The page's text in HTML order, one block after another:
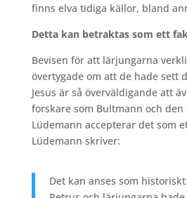
finns elva tidiga källor, bland
Detta kan betraktas som ett
Bevisen för att lärjungarna
övertygade om att de hade sett
Jesus är så överväldigande att
forskare som Bultmann och den
Lüdemann accepterar det som
Lüdemann skriver:
Det kan anses som